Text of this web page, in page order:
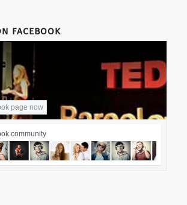
FACEBOOK
page now
community